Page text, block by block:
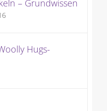
– Grundwissen
Hugs-